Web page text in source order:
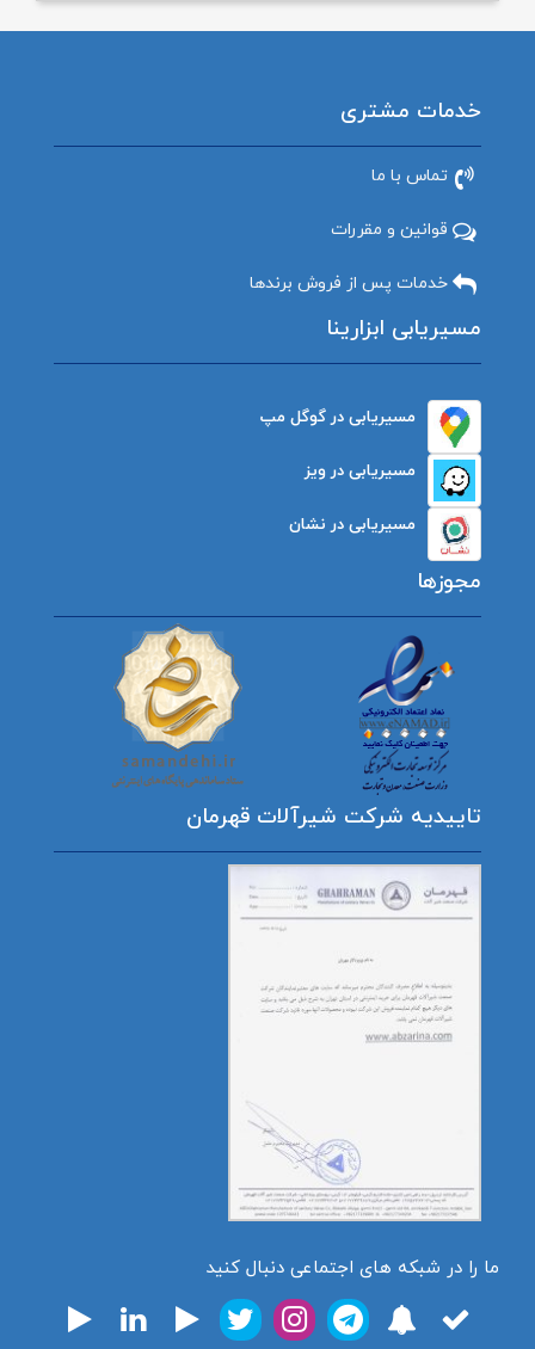
خدمات مشتری
تماس با ما
قوانین و مقررات
خدمات پس از فروش برندها
مسیریابی ابزارینا
مسیریابی در گوگل مپ
مسیریابی در ویز
مسیریابی در نشان
مجوزها
تاییدیه شرکت شیرآلات قهرمان
ما را در شبکه های اجتماعی دنبال کنید